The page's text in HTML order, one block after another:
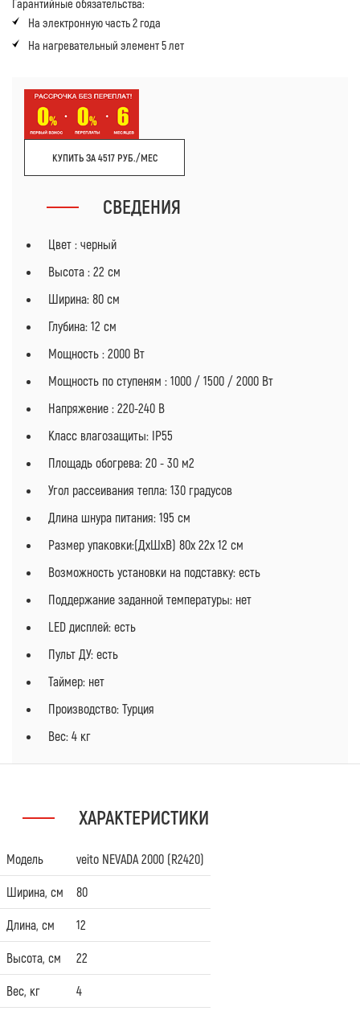
Гарантийные обязательства:
На электронную часть 2 года
На нагревательный элемент 5 лет
КУПИТЬ ЗА 4517 РУБ./МЕС
СВЕДЕНИЯ
Цвет : черный
Высота : 22 cм
Ширина: 80 cм
Глубина: 12 cм
Мощность : 2000 Вт
Мощность по ступеням : 1000 / 1500 / 2000 Вт
Напряжение : 220-240 В
Класс влагозащиты: IP55
Площадь обогрева: 20 - 30 м2
Угол рассеивания тепла: 130 градусов
Длина шнура питания: 195 cм
Размер упаковки:(ДхШхВ) 80х 22х 12 см
Возможность установки на подставку: есть
Поддержание заданной температуры: нет
LED дисплей: есть
Пульт ДУ: есть
Таймер: нет
Производство: Турция
Вес: 4 кг
ХАРАКТЕРИСТИКИ
Модель veito NEVADA 2000 (R2420)
Ширина, см 80
Длина, см 12
Высота, см 22
Вес, кг 4